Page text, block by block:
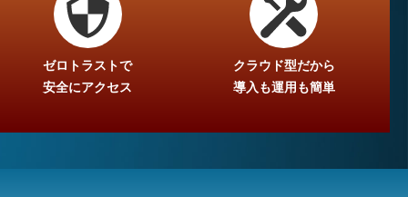
ゼロトラストで
安全にアクセス
クラウド型だから
導入も運用も簡単